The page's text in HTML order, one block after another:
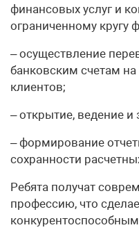
финансовых услуг и
ограниченному кругу
– осуществление
банковским счетам
клиентов;
– открытие, ведение и
– формирование
сохранности
Ребята получат
профессию, что